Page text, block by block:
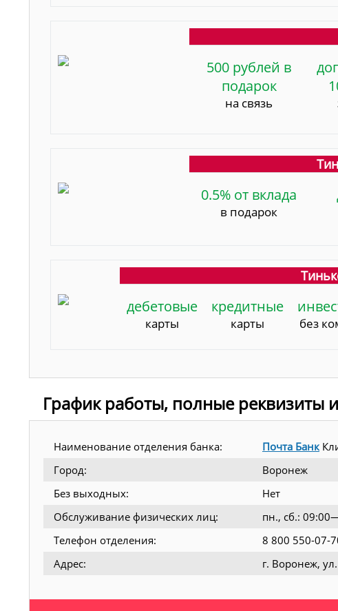
500 рублей в
подарок
на связь
0.5% от вклада
в подарок
дебетовые
карты
кредитные
карты без
График работы, полные реквизиты
Наименование отделения банка: Почта Банк
Город:
Воронеж
Без выходных:
Нет
Обслуживание физических лиц:
пн., сб.:
Телефон отделения:
8 800 550-07-
Адрес:
г. Воронеж,